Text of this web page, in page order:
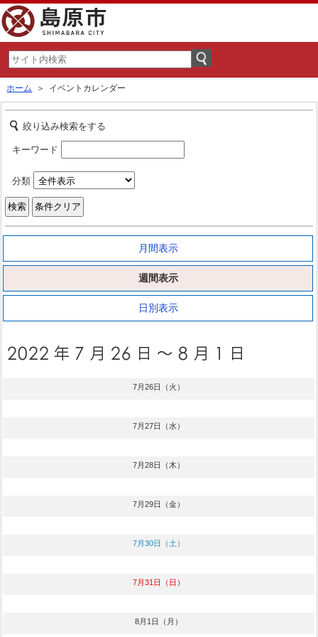
ホーム ＞ イベントカレンダー
絞り込み検索をする
キーワード
分類
月間表示
週間表示
日別表示
7月26日（火）
7月27日（水）
7月28日（木）
7月29日（金）
7月30日（土）
7月31日（日）
8月1日（月）